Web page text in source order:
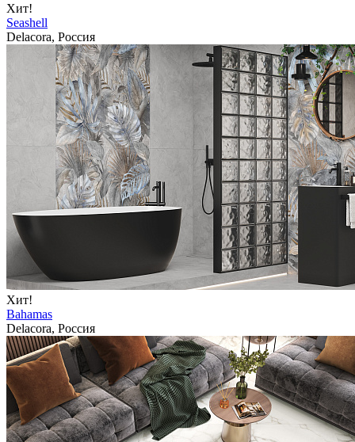
Хит!
Seashell
Delacora, Россия
Хит!
Bahamas
Delacora, Россия